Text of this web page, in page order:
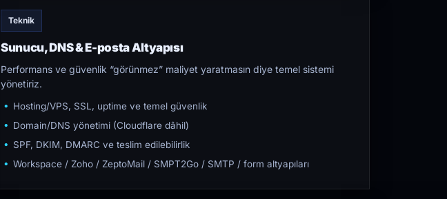
Teknik
Sunucu, DNS & E-posta Altyapısı
Performans ve güvenlik “görünmez” maliyet yaratmasın diye temel sistemi
yönetiriz.
Hosting/VPS, SSL, uptime ve temel güvenlik
Domain/DNS yönetimi (Cloudflare dâhil)
SPF, DKIM, DMARC ve teslim edilebilirlik
Workspace / Zoho / ZeptoMail / SMPT2Go / SMTP / form altyapıları